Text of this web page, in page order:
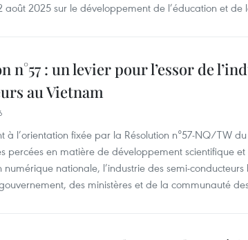
2025 sur le développement de l’éducation et de
n°57 : un levier pour l’essor de
au Vietnam
à l’orientation fixée par la Résolution n°57-NQ/TW
percées en matière de développement scientifique
nationale, l’industrie des semi-
des ministères et de la communauté